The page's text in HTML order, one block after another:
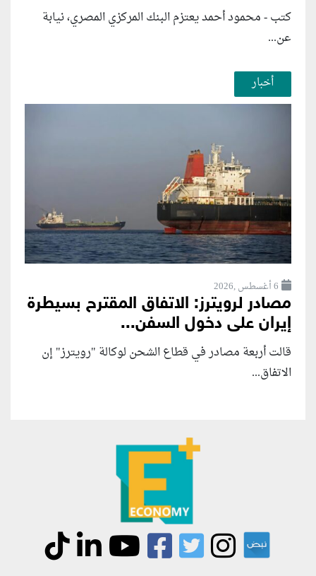
كتب - محمود أحمد يعتزم البنك المركزي المصري، نيابة
عن...
أخبار
6 أغسطس ,2026
مصادر لرويترز: الاتفاق المقترح بسيطرة
إيران على دخول السفن...
قالت أربعة مصادر في قطاع الشحن لوكالة "رويترز" إن
الاتفاق...